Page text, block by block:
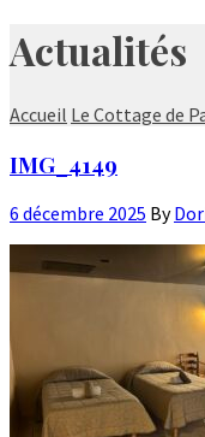
Actualités
Accueil Le Cottage de
IMG_4149
6 décembre 2025 By